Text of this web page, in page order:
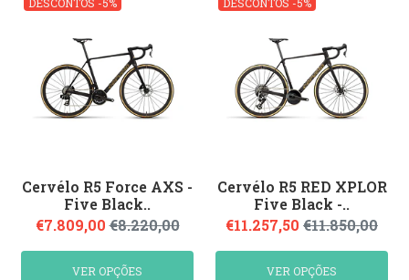
Cervélo R5 Force AXS -
Five Black..
€7.809,00 €8.220,00
VER OPÇÕES
Cervélo R5 RED XPLOR
Five Black -..
€11.257,50 €11.850,00
VER OPÇÕES